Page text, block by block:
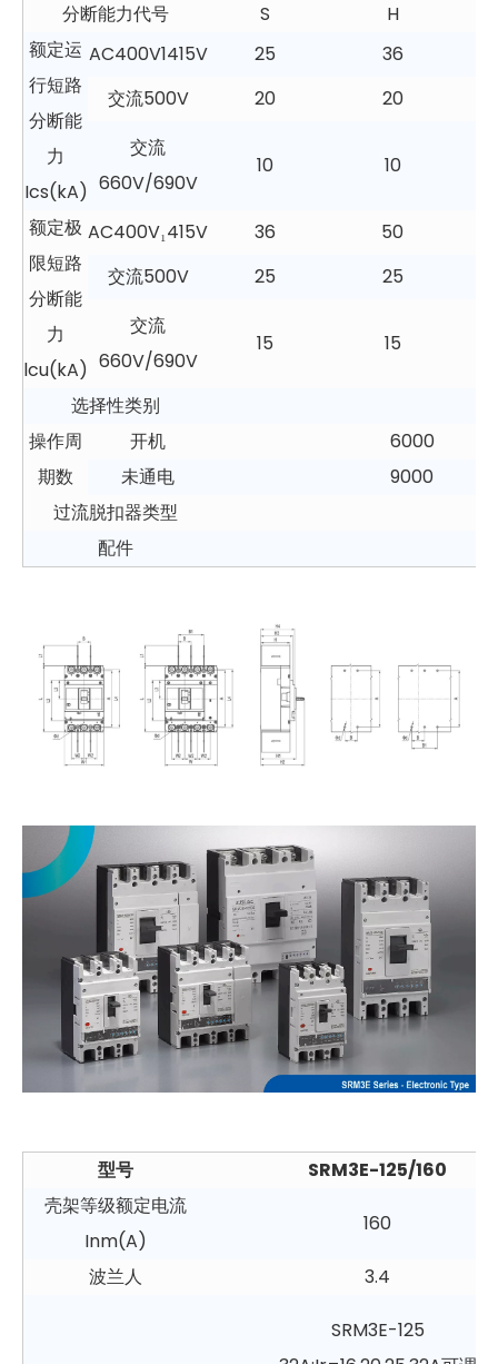
分断能力代号 S
H
额定运
行短路
分断能
力
Ics(kA)
AC400V1415V 25
36
交流500V
20
20
交流
660V/690V
10 10
额定极
限短路
分断能
力
lcu(kA)
AC400V₁415V 36
50
交流500V
25
25
交流
660V/690V
15 15
选择性类别
操作周
期数
开机
6000
未通电
9000
过流脱扣器类型
配件
型号
SRM3E-125/160
壳架等级额定电流
Inm(A)
160
波兰人 3.4
SRM3E-125